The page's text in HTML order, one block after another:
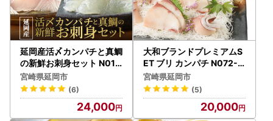
延岡産活〆カンパチと真鯛
の新鮮お刺身セット N019
-YB435
宮崎県延岡市
(6)
24,000
大和ブランドプレミアムS
ET ブリ カンパチ N072-Y
B1108
宮崎県延岡市
(5)
20,000